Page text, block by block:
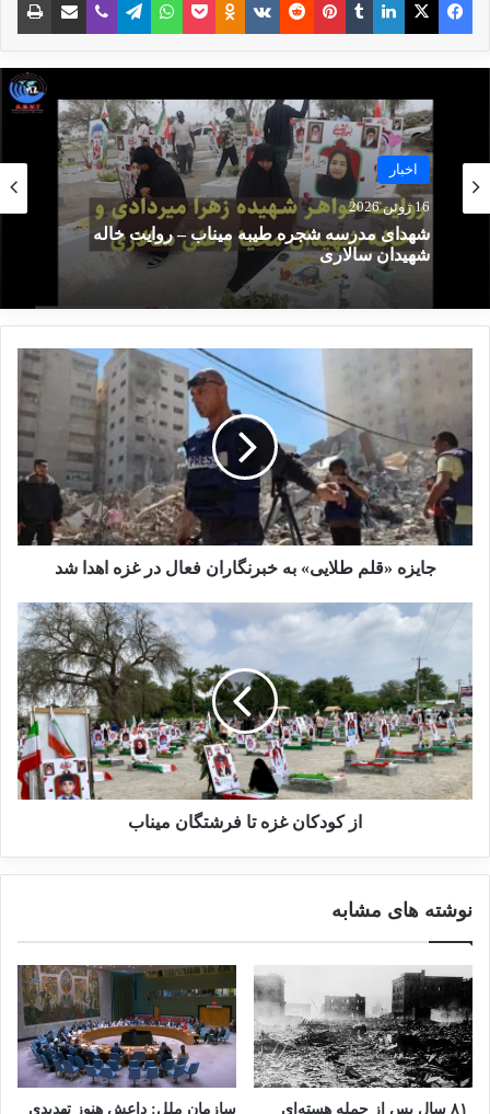
انتشار شاخص تروریسم جهانی در
سال 2022: افغانستان همچنان در
صدر متاثرین از تروریسم
19 مارس 2023
بررسی فیلم‌ها و سریال‌های ایرانی
با موضوع داعش
19 می 2025
امدادگر امدادگر هلال احمر
شهدای مدرسه شجره طیبه میناب کودکان میناب
میناب
کپی لینک
اخبار
16 ژوئن 2026
شهدای مدرسه شجره طیبه میناب – روایت خاله
شهیدان سالاری
اخبار
9 ژوئن 2026
تعقیب عاملان و آمران جنایت میناب و لامرد
جایزه «قلم طلایی» به خبرنگاران فعال در غزه اهدا شد
از کودکان غزه تا فرشتگان میناب
نوشته های مشابه
۸۱ سال پس از حمله هسته‌ای
سازمان ملل: داعش هنوز تهدیدی